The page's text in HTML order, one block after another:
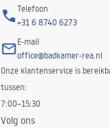
Telefoon
+31 6 8740 6273
E-mail
office@badkamer-rea.nl
Onze klantenservice is
tussen:
7:00–15:30
Volg ons